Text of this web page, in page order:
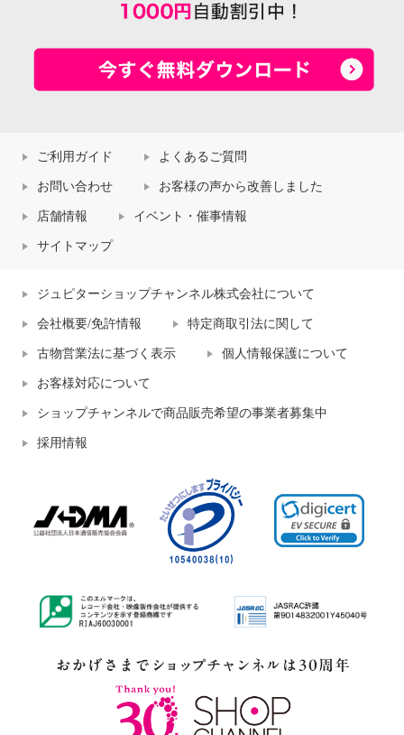
ご利用ガイド よくあるご質問
お問い合わせ お客様の声から改善しました
店舗情報 イベント・催事情報
サイトマップ
ジュピターショップチャンネル株式会社について
会社概要/免許情報 特定商取引法に関して
古物営業法に基づく表示 個人情報保護について
お客様対応について
ショップチャンネルで商品販売希望の事業者募集中
採用情報